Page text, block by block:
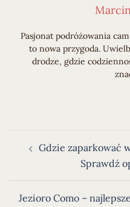
Pasjonat podróżowania
to nowa przygoda.
drodze, gdzie
wpisuGdzie zaparkować
Sprawdź
Jezioro Como –